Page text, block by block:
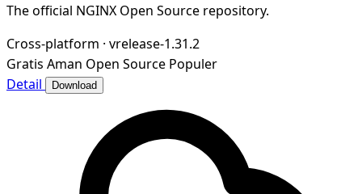
The official NGINX Open Source repository.
Cross-platform · vrelease-1.31.2
Gratis Aman Open Source Populer
Detail
Download